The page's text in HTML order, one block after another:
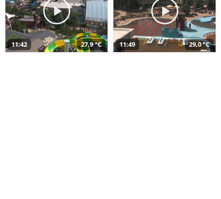
11:42 27,9 °C 11:49 29,0 °C